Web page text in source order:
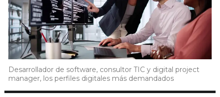
Desarrollador de software, consultor TIC y digital project
manager, los perfiles digitales más demandados